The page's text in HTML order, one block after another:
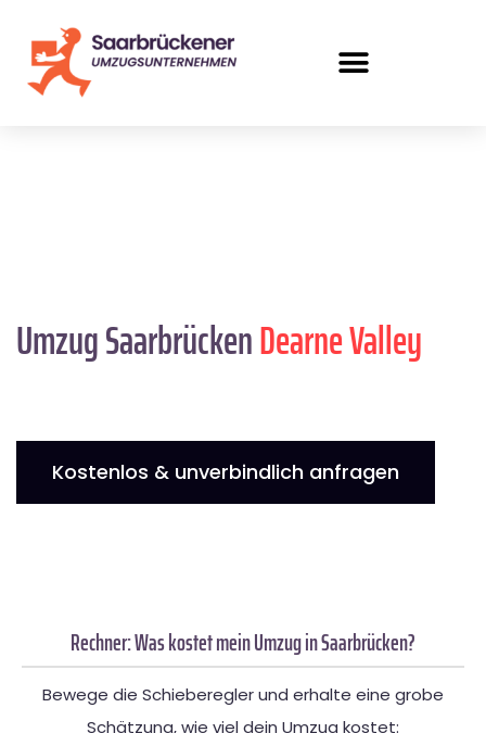
Umzug SaarbrückenDearne Valley
Kostenlos & unverbindlich anfragen
Rechner: Was kostet mein Umzug in Saarbrücken?
Bewege die Schieberegler und erhalte eine grobe
Schätzung, wie viel dein Umzug kostet: